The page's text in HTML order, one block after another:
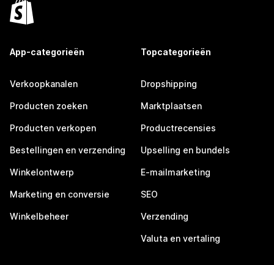
App-categorieën
Verkoopkanalen
Producten zoeken
Producten verkopen
Bestellingen en verzending
Winkelontwerp
Marketing en conversie
Winkelbeheer
Topcategorieën
Dropshipping
Marktplaatsen
Productrecensies
Upselling en bundels
E-mailmarketing
SEO
Verzending
Valuta en vertaling